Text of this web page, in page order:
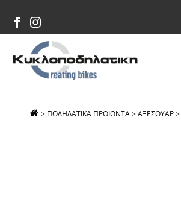
> ΠΟΔΗΛΑΤΙΚΑ ΠΡΟΙΟΝΤΑ > ΑΞΕΣΟΥΑΡ >